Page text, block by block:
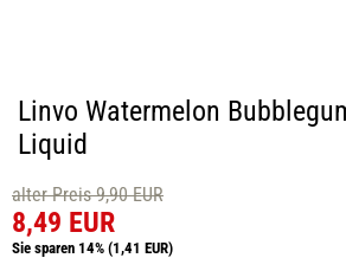
Linvo Watermelon
Liquid
alter Preis 9,90 EUR
8,49 EUR
Sie sparen 14% (1,41 EUR)